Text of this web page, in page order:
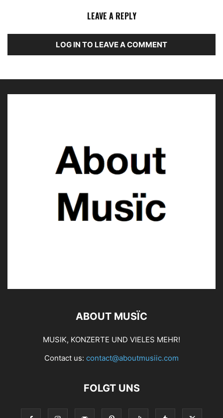
LEAVE A REPLY
LOG IN TO LEAVE A COMMENT
ABOUT MUSÏC
MUSIK, KONZERTE UND VIELES MEHR!
Contact us: contact@aboutmusiic.com
FOLGT UNS